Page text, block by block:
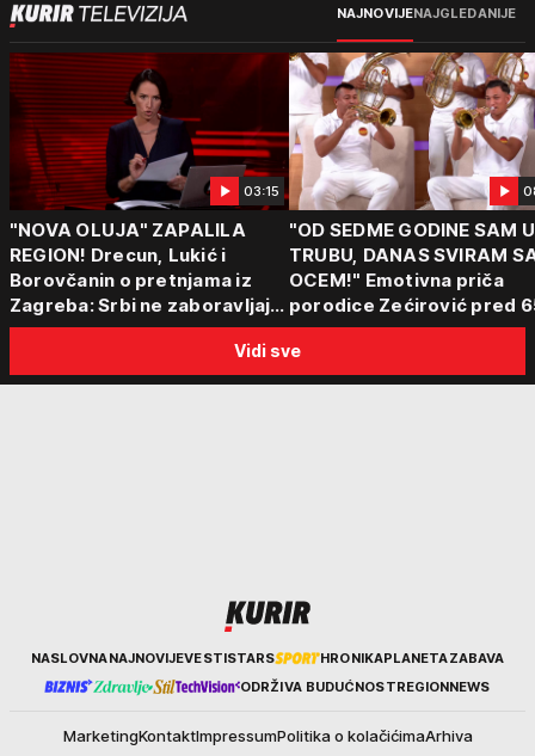
NAJNOVIJENAJGLEDANIJE
03:15
"NOVA OLUJA" ZAPALILA
REGION! Drecun, Lukić i
Borovčanin o pretnjama iz
Zagreba: Srbi ne zaboravljaju
progon
"OD SEDME GODINE SAM
TRUBU, DANAS SVIRAM
OCEM!" Emotivna priča
porodice Zećirović pred
Sabor trubača u Guči
Vidi sve
KurirNASLOVNANAJNOVIJEVESTISTARS HRONIKAPLANETAZABAVA
ODRŽIVA BUDUĆNOSTREGIONNEWS
MarketingKontaktImpressumPolitika o kolačićimaArhiva